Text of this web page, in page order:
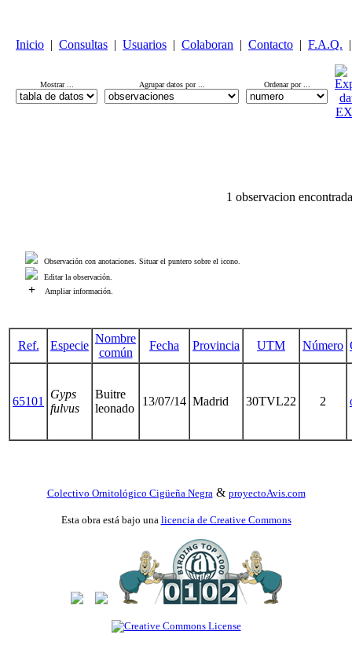
Inicio | Consultas | Usuarios | Colaboran | Contacto | F.A.Q. |
Mostrar ... Agrupar datos por ... Ordenar por ...
1 observacion
Observación con anotaciones. Situar el puntero sobre el icono.
Editar la observación.
+ Ampliar información.
Ref. Especie
Nombre
común
Fecha Provincia UTM Número
65101
Gyps
fulvus
Buitre
leonado
13/07/14 Madrid 30TVL22 2
Colectivo Ornitológico Cigüeña Negra & proyectoAvis.com
Esta obra está bajo una licencia de Creative Commons